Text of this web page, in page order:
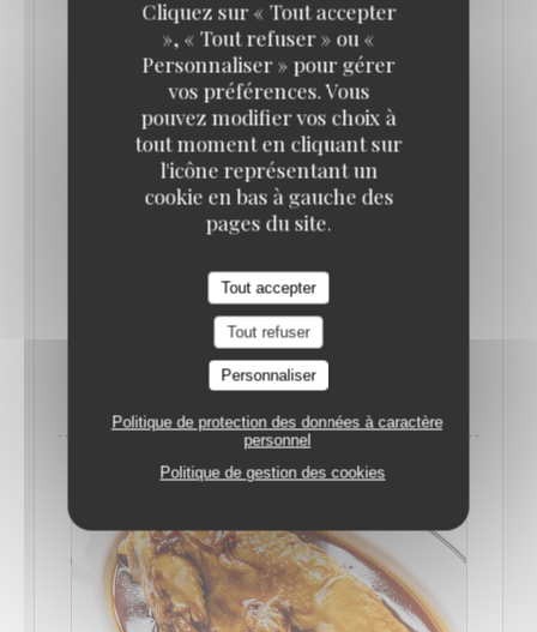
Cliquez sur « Tout accepter
», « Tout refuser » ou «
Personnaliser » pour gérer
vos préférences. Vous
pouvez modifier vos choix à
tout moment en cliquant sur
l'icône représentant un
cookie en bas à gauche des
pages du site.
Tout accepter
Tout refuser
Personnaliser
Politique de protection des données à caractère
personnel
Politique de gestion des cookies
cuisine française : un hareng de Bismarck avec sa
vinaigrette sucrée, une choucroute garnie au
véritable jambon, un poulet fermier de 100 jours
rôti et LE véritable gratin dauphinois. Côté
desserts, la tatin complètement renversée avec sa
généreuse crème acidulée et le millefeuille ferment
le bal. La carte et les recettes sont ici des grandes
LIRE L'ARTICLE((OUVRE UNE NOUVELLE